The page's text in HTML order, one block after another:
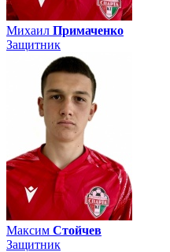
Михаил Примаченко
Защитник
Максим Стойчев
Защитник